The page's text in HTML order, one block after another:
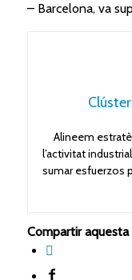
– Barcelona, va
Alineem
l’activitat
sumar esfuerzos
Compartir